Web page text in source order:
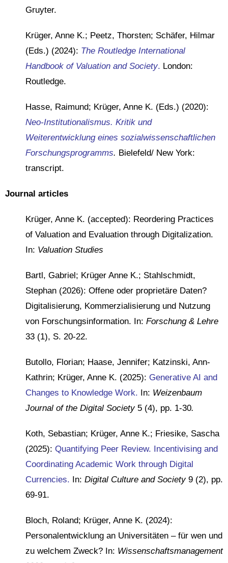
Gruyter.
Krüger, Anne K.; Peetz, Thorsten; Schäfer, Hilmar
(Eds.) (2024): The Routledge International
Handbook of Valuation and Society. London:
Routledge.
Hasse, Raimund; Krüger, Anne K. (Eds.) (2020):
Neo-Institutionalismus. Kritik und
Weiterentwicklung eines sozialwissenschaftlichen
Forschungsprogramms. Bielefeld/ New York:
transcript.
Journal articles
Krüger, Anne K. (accepted): Reordering Practices
of Valuation and Evaluation through Digitalization.
In: Valuation Studies
Bartl, Gabriel; Krüger Anne K.; Stahlschmidt,
Stephan (2026): Offene oder proprietäre Daten?
Digitalisierung, Kommerzialisierung und Nutzung
von Forschungsinformation. In: Forschung & Lehre
33 (1), S. 20-22.
Butollo, Florian; Haase, Jennifer; Katzinski, Ann-
Kathrin; Krüger, Anne K. (2025): Generative AI and
Changes to Knowledge Work. In: Weizenbaum
Journal of the Digital Society 5 (4), pp. 1-30.
Koth, Sebastian; Krüger, Anne K.; Friesike, Sascha
(2025): Quantifying Peer Review. Incentivising and
Coordinating Academic Work through Digital
Currencies. In: Digital Culture and Society 9 (2), pp.
69-91.
Bloch, Roland; Krüger, Anne K. (2024):
Personalentwicklung an Universitäten – für wen und
zu welchem Zweck? In: Wissenschaftsmanagement